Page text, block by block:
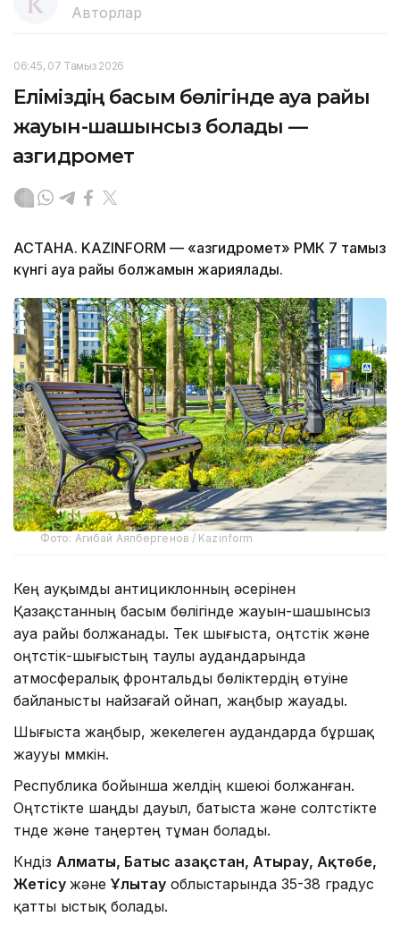
Авторлар
06:45, 07 Тамыз 2026
Еліміздің басым бөлігінде ауа райы
жауын-шашынсыз болады —
Қазгидромет
АСТАНА. KAZINFORM — «Қазгидромет» РМК 7 тамыз
күнгі ауа райы болжамын жариялады.
Фото: Агибай Аяпбергенов / Kazinform
Кең ауқымды антициклонның әсерінен
Қазақстанның басым бөлігінде жауын-шашынсыз
ауа райы болжанады. Тек шығыста, оңтүстік және
оңтүстік-шығыстың таулы аудандарында
атмосфералық фронтальды бөліктердің өтуіне
байланысты найзағай ойнап, жаңбыр жауады.
Шығыста жаңбыр, жекелеген аудандарда бұршақ
жаууы мүмкін.
Республика бойынша желдің күшеюі болжанған.
Оңтүстікте шаңды дауыл, батыста және солтүстікте
түнде және таңертең тұман болады.
Күндіз Алматы, Батыс Қазақстан, Атырау, Ақтөбе,
Жетісу және Ұлытау облыстарында 35-38 градус
қатты ыстық болады.